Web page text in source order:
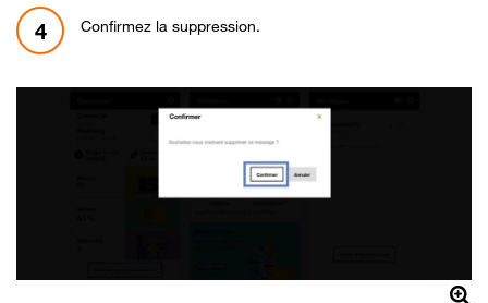
4 Confirmez la suppression.